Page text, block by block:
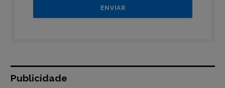
Publicidade